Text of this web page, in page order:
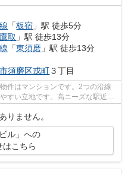
「板宿 」駅 徒歩5分
鷹取 」駅 徒歩13分
「東須磨 」駅 徒歩13分
須磨区戎町３丁目
件はマンションです。2つの沿線
すい立地です。高ニーズな駅近の
りません。
ル」への
はこちら